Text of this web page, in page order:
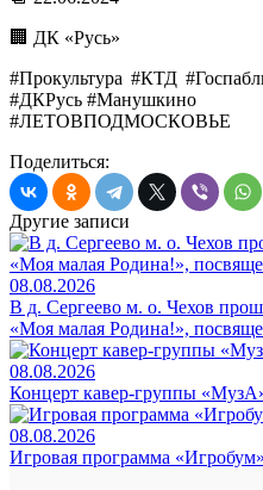
🏢 ДК «Русь»
#Прокультура #КТД
#ДКРусь #Манушкино
#ЛЕТОВПОДМОСКОВЬЕ
Поделиться:
Другие записи
08.08.2026
В д. Сергеево м. о. Чехов
«Моя малая Родина!»,
08.08.2026
Концерт кавер-группы
08.08.2026
Игровая программа